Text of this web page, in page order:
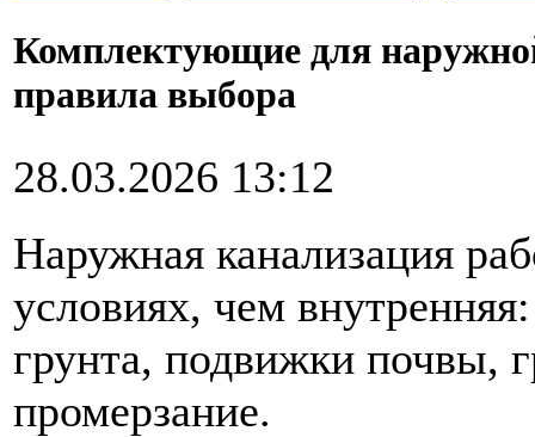
Комплектующие для
правила выбора
28.03.2026 13:12
Наружная канализация
условиях, чем
грунта, подвижки почвы,
промерзание.